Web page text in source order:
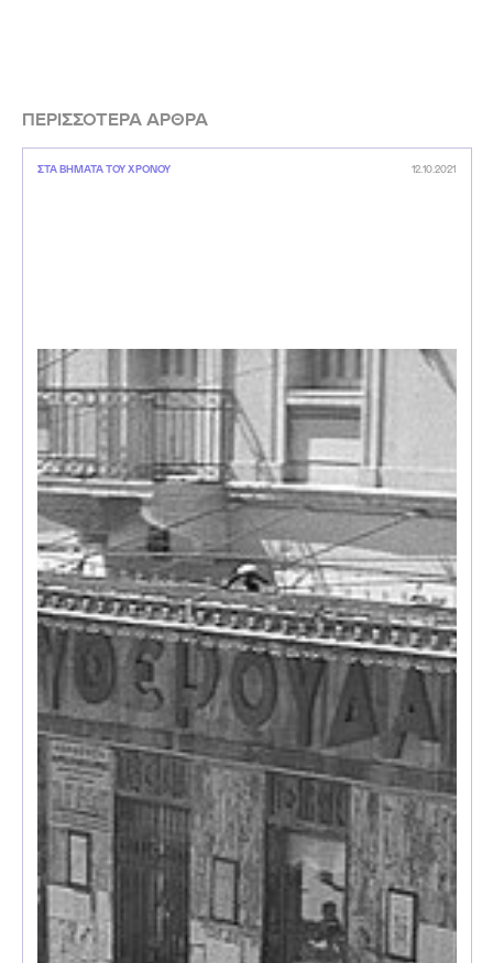
ΠΕΡΙΣΣΟΤΕΡΑ ΑΡΘΡΑ
ΣΤΑ ΒΗΜΑΤΑ ΤΟΥ ΧΡΟΝΟΥ 12.10.2021